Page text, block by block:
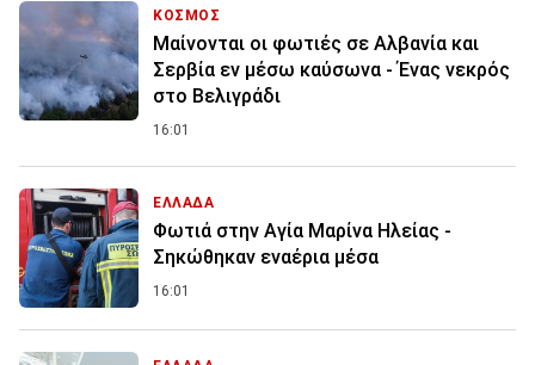
ΚΟΣΜΟΣ
Μαίνονται οι φωτιές σε Αλβανία και
Σερβία εν μέσω καύσωνα - Ένας νεκρός
στο Βελιγράδι
16:01
ΕΛΛΑΔΑ
Φωτιά στην Aγία Μαρίνα Ηλείας -
Σηκώθηκαν εναέρια μέσα
16:01